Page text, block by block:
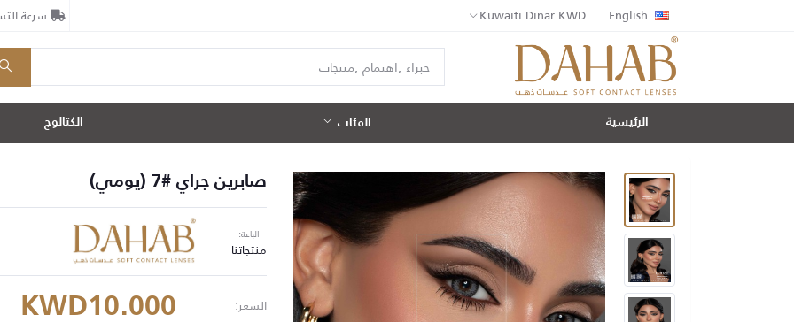
English
Kuwaiti Dinar KWD سرعة
الرئيسية الفئات الكتالوج
صابرين جراي #7 (يومي)
الباعة:
منتجاتنا
السعر: KWD10.000